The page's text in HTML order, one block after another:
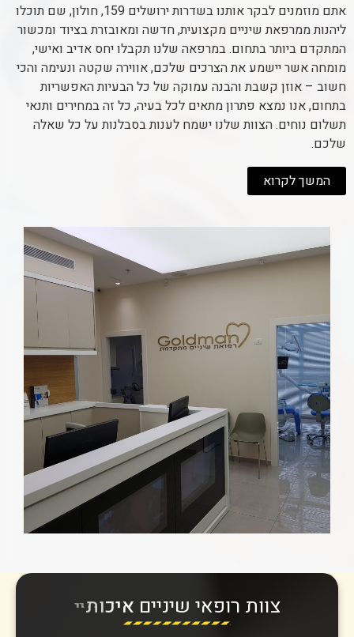
אתם מוזמנים לבקר אותנו בשדרות ירושלים 159, חולון, שם תוכלו
ליהנות ממרפאת שיניים מקצועית, חדשה ומאובזרת בציוד ומכשור
המתקדם ביותר בתחום. במרפאה שלנו תקבלו יחס אדיב ואישי,
מומחה אשר יישמע את הצרכים שלכם, אווירה שקטה ונעימה והכי
חשוב – אוזן קשבת והבנה עמוקה של כל הבעיות האפשריות
בתחום, אנו נמצא פתרון מתאים לכל בעיה, כל זה במחירים ותנאי
תשלום נוחים. הצוות שלנו ישמח לענות בסבלנות על כל שאלה
שלכם.
המשך לקרוא
צוות רופאי שיניים מקצועי